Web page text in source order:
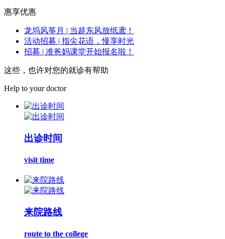
惠享优惠
龙坞风筝月 | 当趁东风放纸鸢！
活动招募 | 指尖花语，慢享时光
招募 | 准爸妈课堂开始报名啦！
这些，也许对您的就诊有帮助
Help to your doctor
出诊时间
visit time
来院路线
route to the college